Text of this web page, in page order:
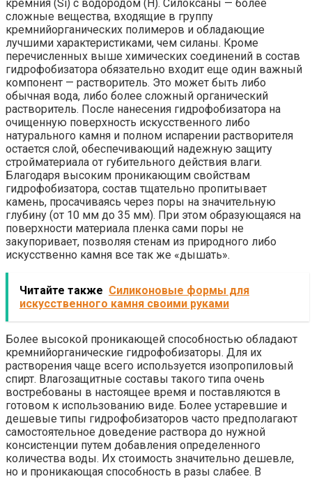
кремния (Si) с водородом (Н). Силоксаны — более
сложные вещества, входящие в группу
кремнийорганических полимеров и обладающие
лучшими характеристиками, чем силаны. Кроме
перечисленных выше химических соединений в состав
гидрофобизатора обязательно входит еще один важный
компонент — растворитель. Это может быть либо
обычная вода, либо более сложный органический
растворитель. После нанесения гидрофобизатора на
очищенную поверхность искусственного либо
натурального камня и полном испарении растворителя
остается слой, обеспечивающий надежную защиту
стройматериала от губительного действия влаги.
Благодаря высоким проникающим свойствам
гидрофобизатора, состав тщательно пропитывает
камень, просачиваясь через поры на значительную
глубину (от 10 мм до 35 мм). При этом образующаяся на
поверхности материала пленка сами поры не
закупоривает, позволяя стенам из природного либо
искусственно камня все так же «дышать».
Читайте также Силиконовые формы для
искусственного камня своими руками
Более высокой проникающей способностью обладают
кремнийорганические гидрофобизаторы. Для их
растворения чаще всего используется изопропиловый
спирт. Влагозащитные составы такого типа очень
востребованы в настоящее время и поставляются в
готовом к использованию виде. Более устаревшие и
дешевые типы гидрофобизаторов часто предполагают
самостоятельное доведение раствора до нужной
консистенции путем добавления определенного
количества воды. Их стоимость значительно дешевле,
но и проникающая способность в разы слабее. В